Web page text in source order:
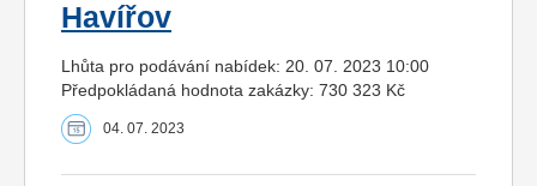
Havířov
Lhůta pro podávání nabídek: 20. 07. 2023 10:00
Předpokládaná hodnota zakázky: 730 323 Kč
04. 07. 2023